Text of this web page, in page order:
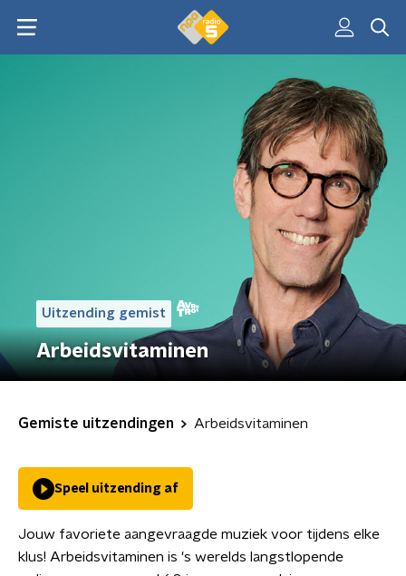
Uitzending gemist
Arbeidsvitaminen
Gemiste uitzendingen Arbeidsvitaminen
Speel uitzending af
Jouw favoriete aangevraagde muziek voor tijdens elke
klus! Arbeidsvitaminen is 's werelds langstlopende